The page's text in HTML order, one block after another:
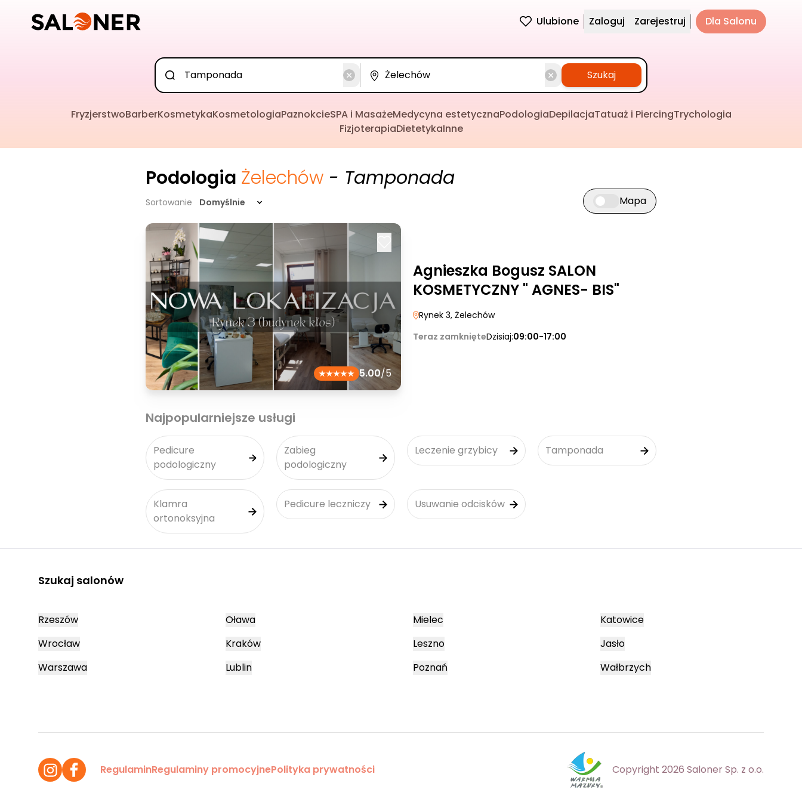
Ulubione Zaloguj Zarejestruj Dla Salonu
Szukaj
FryzjerstwoBarberKosmetykaKosmetologiaPaznokcieSPA i MasażeMedycyna estetycznaPodologiaDepilacjaTatuaż i PiercingTrychologia
FizjoterapiaDietetykaInne
Podologia Żelechów - Tamponada
Sortowanie Domyślnie Przełącz widok mapy
Mapa
5.00/5
Agnieszka Bogusz SALON
KOSMETYCZNY " AGNES- BIS"
Rynek 3, Żelechów
Teraz zamknięteDzisiaj:09:00-17:00
Najpopularniejsze usługi
Pedicure
podologiczny
Zabieg
podologiczny
Leczenie grzybicy Tamponada
Klamra
ortonoksyjna
Pedicure leczniczy Usuwanie odcisków
Szukaj salonów
Rzeszów
Wrocław
Warszawa
Oława
Kraków
Lublin
Mielec
Leszno
Poznań
Katowice
Jasło
Wałbrzych
RegulaminRegulaminy promocyjnePolityka prywatności Copyright 2026 Saloner Sp. z o.o.